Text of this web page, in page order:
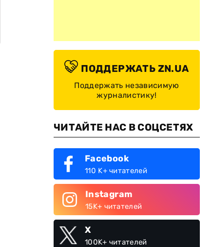
ПОДДЕРЖАТЬ ZN.UA
Поддержать независимую
журналистику!
ЧИТАЙТЕ НАС В СОЦСЕТЯХ
Facebook
110 K+ читателей
Instagram
15K+ читателей
X
100K+ читателей